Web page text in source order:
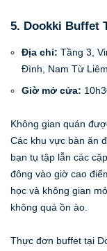
5. Dookki Buffet
Địa chỉ: Tầng 3,
Đình, Nam Từ
Giờ mở cửa:
Không gian quán
Các khu vực bàn ăn
bạn tụ tập lẫn các
đông vào giờ cao
học và không gian
không quá ồn ào.
Thực đơn buffet tại